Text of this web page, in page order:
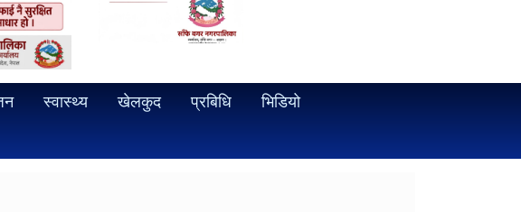
स्वास्थ्य खेलकुद प्रबिधि भिडियो